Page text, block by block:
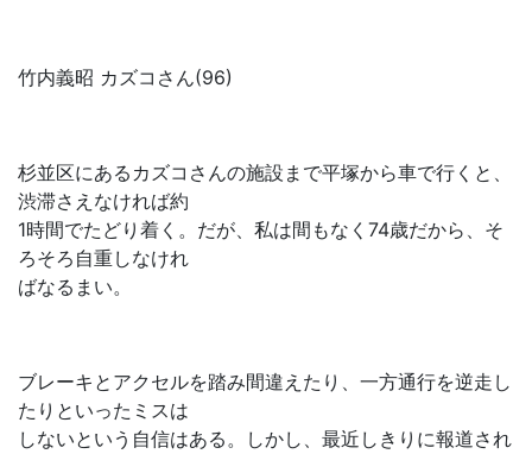
竹内義昭 カズコさん(96)
杉並区にあるカズコさんの施設まで平塚から車で行くと、
渋滞さえなければ約
1時間でたどり着く。だが、私は間もなく74歳だから、そ
ろそろ自重しなけれ
ばなるまい。
ブレーキとアクセルを踏み間違えたり、一方通行を逆走し
たりといったミスは
しないという自信はある。しかし、最近しきりに報道され